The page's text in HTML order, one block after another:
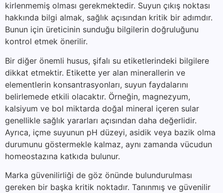
kirlenmemiş olması gerekmektedir. Suyun çıkış noktası
hakkında bilgi almak, sağlık açısından kritik bir adımdır.
Bunun için üreticinin sunduğu bilgilerin doğruluğunu
kontrol etmek önerilir.
Bir diğer önemli husus, şifalı su etiketlerindeki bilgilere
dikkat etmektir. Etikette yer alan minerallerin ve
elementlerin konsantrasyonları, suyun faydalarını
belirlemede etkili olacaktır. Örneğin, magnezyum,
kalsiyum ve bol miktarda doğal mineral içeren sular
genellikle sağlık yararları açısından daha değerlidir.
Ayrıca, içme suyunun pH düzeyi, asidik veya bazik olma
durumunu göstermekle kalmaz, aynı zamanda vücudun
homeostazına katkıda bulunur.
Marka güvenilirliği de göz önünde bulundurulması
gereken bir başka kritik noktadır. Tanınmış ve güvenilir